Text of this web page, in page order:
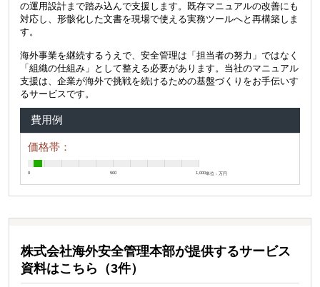
の運用設計まで踏み込んで支援します。既存マニュアルの改善にも
対応し、形骸化した文書を現場で使える実務ツールへと再構築しま
す。
海外事業を継続するうえで、安全管理は「担当者の努力」ではなく
「組織の仕組み」として整える必要があります。当社のマニュアル
支援は、企業が海外で挑戦を続けるための基盤づくりをお手伝いす
るサービスです。
費用例
価格帯：
0 500 1,000 単位：万円
株式会社海外安全管理本部が提供するサービス
資料はこちら（3件）